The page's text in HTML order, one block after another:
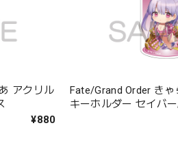
アクリル
¥880
Fate/Grand Order き
キーホルダー セイバ